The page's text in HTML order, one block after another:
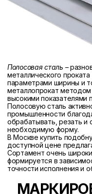
Полосовая сталь –
металлического
параметрами ширины и
металлопрокат методом
высокими показателями
Полосовую сталь
промышленности
обрабатывать, резать и
необходимую форму.
В Москве купить
доступной цене
Сортамент очень
формируется в
точности исполнения и